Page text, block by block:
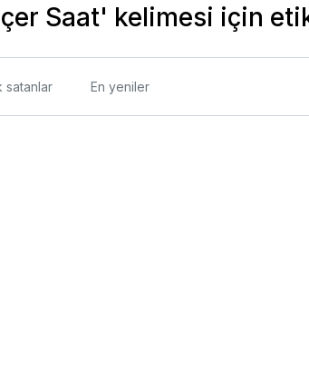
Saat' kelimesi için
satanlar En yeniler